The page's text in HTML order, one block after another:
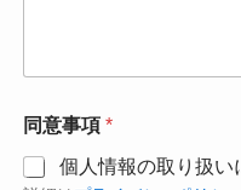
名
前
部
同意事項 *
個人情報の取り扱い